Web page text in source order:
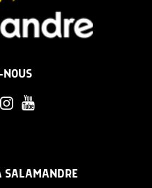
SALAMANDRE